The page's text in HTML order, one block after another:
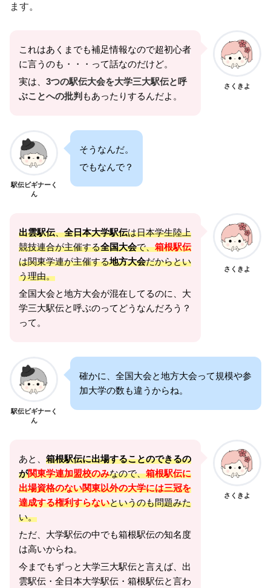
ます。
これはあくまでも補足情報なので超初心者
に言うのも・・・って話なのだけど。
実は、 3つの駅伝大会を大学三大駅伝と呼
ぶことへの批判 もあったりするんだよ。
さくきよ
駅伝ビギナーく
ん
そうなんだ。
でもなんで？
出雲駅伝、全日本大学駅伝は日本学生陸上
競技連合が主催する全国大会で、箱根駅伝
は関東学連が主催する地方大会だからとい
う理由。
全国大会と地方大会が混在してるのに、大
学三大駅伝と呼ぶのってどうなんだろう？
って。
さくきよ
駅伝ビギナーく
ん
確かに、全国大会と地方大会って規模や参
加大学の数も違うからね。
あと、 箱根駅伝に出場することのできるの
が関東学連加盟校のみなので、箱根駅伝に
出場資格のない関東以外の大学には三冠を
達成する権利すらないというのも問題みた
い。
ただ、大学駅伝の中でも箱根駅伝の知名度
は高いからね。
今までもずっと大学三大駅伝と言えば、出
雲駅伝・全日本大学駅伝・箱根駅伝と言わ
さくきよ